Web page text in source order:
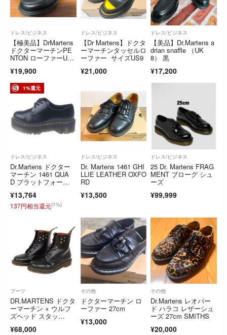
ドレス/ビジネス
【極美品】DrMartens
ドクターマーチンPE
NTON ローファーUK6
¥19,900
ドレス/ビジネス
【Dr Martens】ドクタ
ーマーチンタッセルロ
ーファー サイズUS9
¥21,000
ドレス/ビジネス
【美品】Dr.Martens a
drian snaffle （UK
8） 黒
¥17,200
1%還元
ドレス/ビジネス
Dr.Martens ドクター
マーチン 1461 QUA
D プラットフォー
ラック 25567001
¥13,764
137円相当還元(1%)
ドレス/ビジネス
Dr. Martens 1461 GHI
LLIE LEATHER OXFO
RD
¥13,500
ドレス/ビジネス
25 Dr. Martens FRAG
MENT ブローグ シュ
ーズ
¥99,999
ブーツ
DR.MARTENS ドクタ
ーマーチン × ウルフ
ズヘッド スタッ
T ブーツ ブラック サ
¥68,000
その他
ドクターマーチン ロ
ーファー 27cm
¥13,000
その他
Dr.Martens レオパー
ド ハラコ レザーシュ
ーズ 27cm SMITHS
¥20,000